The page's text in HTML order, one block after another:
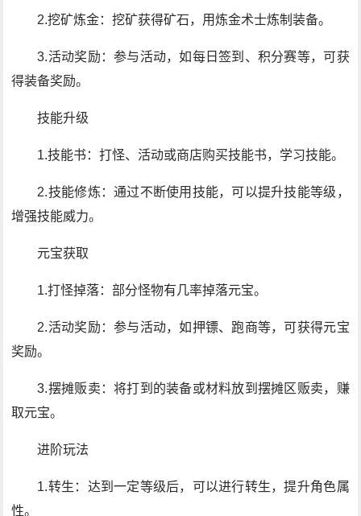
2.挖矿炼金：挖矿获得矿石，用炼金术士炼制装备。
3.活动奖励：参与活动，如每日签到、积分赛等，可获
得装备奖励。
技能升级
1.技能书：打怪、活动或商店购买技能书，学习技能。
2.技能修炼：通过不断使用技能，可以提升技能等级，
增强技能威力。
元宝获取
1.打怪掉落：部分怪物有几率掉落元宝。
2.活动奖励：参与活动，如押镖、跑商等，可获得元宝
奖励。
3.摆摊贩卖：将打到的装备或材料放到摆摊区贩卖，赚
取元宝。
进阶玩法
1.转生：达到一定等级后，可以进行转生，提升角色属
性。